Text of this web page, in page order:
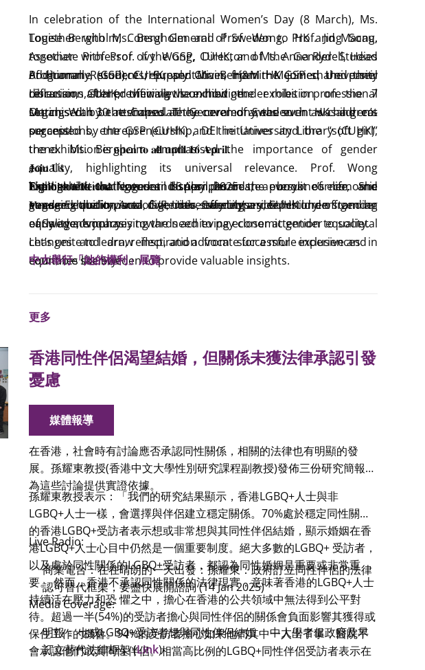
香港經濟日報2025-10-06 中大研究︱男孩子較有空間感？ 研究發現與
玩具有關
文匯報 2025-10-07 中大揭小童玩玩具影響未來STEM表現
文匯報 (A11) 2025-10-07 中大揭小童玩玩具影響未來STEM表現
Mamidaily2025-10-07 【玩具選擇】女孩只能玩娃娃 男孩就要砌模
型？研究揭：玩具選擇不當或限制孩子潛能
Mamidaily2025-10-07
RTHK (自由風自由Phone) 2025-10-07 研究指「性別化遊戲」影響兒童
未來STEM表現
RTHK (Backchat) 2025-10-08 Study on toys and gender
RTHK (Backchat)2025-10-08
Mamidaily2025-10-09
香港經濟日報2025-10-10 玩具選擇影響空間技能發展 性別標籤或減孩
童STEM能力10/10/2025 香港經濟日報 (C1) 2025-10-10 玩具選擇影響空
間技能發展 性別標籤或減孩童STEM能力
黃巴士 2025-10-10 遊戲體驗與玩具選擇影響兒童STEM技能發展 Play
In celebration of the International Women’s Day (8 March), Ms.
Louise Bergholm, Consul General of Sweden to HK and Macau,
together with Prof. Ivy Wong, Director of the Gender Studies
Programme (GSP), CUHK, and Mr. Benjamin Meunier, University
Librarian, CUHK, officially launched the exhibition on the 7
March. With 30 attendees at the ceremony, the event was a great
success!
Together with Ms. Bergholm and Prof. Wong, Prof. Jing Song,
Associate Professor of the GSP, CUHK, and Ms. Anna Rydell, Head
of Human Resources, Supply Chain, H&M HK joined the panel
discussion, shared their views on how gender roles in professional
settings can be reshaped. They covered areas such as children’s
perceptions, entrepreneurship, DEI initiatives and the “soft girl”
trend. Ms. Bergholm emphasised the importance of gender
equality, highlighting its universal relevance. Prof. Wong
highlighted that gender issues permeate everyone’s life. She
stressed the impact of gender stereotypes on children from an
early age, emphasising the need to pay closer attention to societal
changes and draw inspiration from successful experiences in
countries like Sweden to provide valuable insights.
Additionally, student representatives from the GSP shared their
reflections after previewing the exhibition.
Organised by the Consulate General of Sweden in HK and co-
organised by the GSP (CUHK) and the University Library (CUHK),
the exhibition is 𝐨𝐩𝐞𝐧 𝐭𝐨 𝐚𝐥𝐥 𝐮𝐧𝐭𝐢𝐥 𝟏𝟔 𝐀𝐩𝐫𝐢𝐥.
The exhibition features display boards, a book corner, and
engaging audio-visual materials, offering a deeper understanding
of Sweden’s journey towards achieving economic gender equality.
𝐉𝐨𝐢𝐧 𝐔𝐬
Explore the challenges and triumphs in the pursuit of economic
gender equality, and dive into Sweden’s rich history of gender
equality advocacy.
𝐄𝐱𝐡𝐢𝐛𝐢𝐭𝐢𝐨𝐧 𝐏𝐞𝐫𝐢𝐨𝐝: Now until 16 April, 2025
𝐕𝐞𝐧𝐮𝐞: Exhibition Area, G/F, University Library, CUHK
Let’s unite to learn, reflect, and advocate for a more inclusive and
equitable society!
中大舉行「她的權利」展覽
更多
香港同性伴侶渴望結婚，但關係未獲法律承認引發
憂慮
媒體報導
在香港，社會時有討論應否承認同性關係，相關的法律也有明顯的發
展。孫耀東教授(香港中文大學性別研究課程副教授)發佈三份研究簡報，
為這些討論提供實證依據。
孫耀東教授表示：「我們的研究結果顯示，香港LGBQ+人士與非
LGBQ+人士一樣，會選擇與伴侶建立穩定關係。70%處於穩定同性關係
的香港LGBQ+受訪者表示想或非常想與其同性伴侶結婚，顯示婚姻在香
港LGBQ+人士心目中仍然是一個重要制度。絕大多數的LGBQ+ 受訪者，
以及處於同性關係的LGBQ+受訪者，都認為同性婚姻是重要或非常重
要。 然而，香港不承認同性關係的法律現實，意味著香港的LGBQ+人士
持續活在壓力和恐 懼之中，擔心在香港的公共領域中無法得到公平對
待。超過一半(54%)的受訪者擔心與同性伴侶的關係會負面影響其獲得或
保住工作的機會。94%的受訪者擔心如果他們其中一人出了事，醫院不
會承認他們或其同性伴侶。相當高比例的LGBQ+同性伴侶受訪者表示在
Live Radio:
商業電台：在在晴朗的一天出發：孫耀東：政府訂立同性伴侶的法律
認可替代框架，要盡快展開諮詢 (14 Jan 2025)
Media Coverage:
明報： 七成LGBQ+受訪者想與同性伴侶結婚 中大學者促政府及早
訂立替代法律框架 (Link)